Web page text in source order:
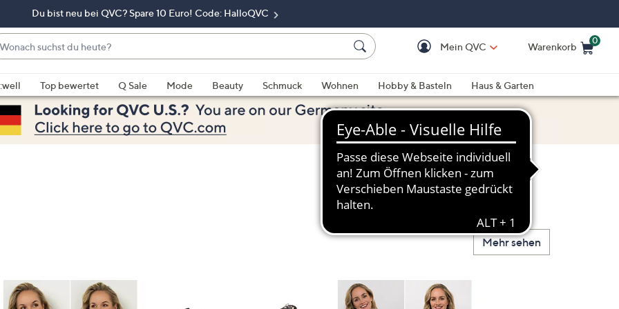
Du bist neu bei QVC? Spare 10 Euro! Code: HalloQVC
Mein QVC Warenkorb
0
Top bewertet Q Sale Mode Beauty Schmuck Wohnen Hobby & Basteln
Haus & Garten
Mehr sehen